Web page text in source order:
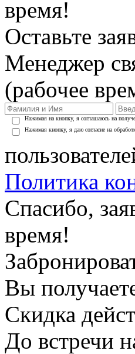
время!
Оставьте
Менеджер
(рабочее
Нажимая на кнопку, я соглашаюсь на
Нажимая кнопку, я даю согласие на
Политика
Спасибо,
время!
Вы
Скидка
До встречи